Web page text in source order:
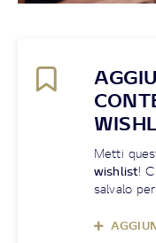
Metti
wishlist!
salvalo